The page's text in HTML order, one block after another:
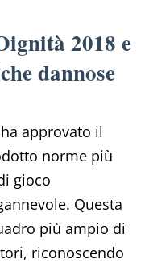
2018 e
dannose
approvato il
norme più
gioco
Questa
più ampio di
riconoscendo